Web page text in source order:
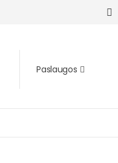
Paslaugos